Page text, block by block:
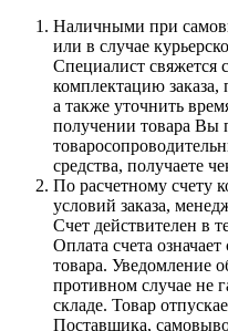
Наличными при
или в случае
Специалист свяжется
комплектацию заказа,
а также уточнить
получении товара Вы
средства, получаете
По расчетному счету
условий заказа,
Счет действителен в
Оплата счета
товара. Уведомление
противном случае не
складе. Товар
Поставщика,